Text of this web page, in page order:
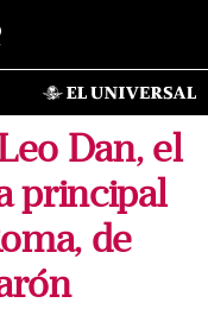
Dan, el
principal
de